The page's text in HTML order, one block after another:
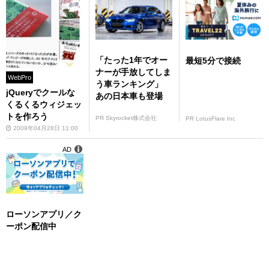
WebPro
jQueryでクールな
くるくるウィジェッ
トを作ろう
2009年04月28日 11:00
「たった1年でオー
ナーが手放してしま
う車ランキング」
あの日本車も登場
PR Skyrocket株式会社
最短5分で接続
PR LotusFlare Inc
ローソンアプリ／ク
ーポン配信中
AD